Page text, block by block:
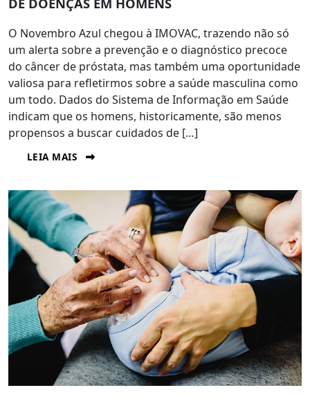
O Novembro Azul chegou à IMOVAC, trazendo não só
um alerta sobre a prevenção e o diagnóstico precoce
do câncer de próstata, mas também uma oportunidade
valiosa para refletirmos sobre a saúde masculina como
um todo. Dados do Sistema de Informação em Saúde
indicam que os homens, historicamente, são menos
propensos a buscar cuidados de […]
LEIA MAIS